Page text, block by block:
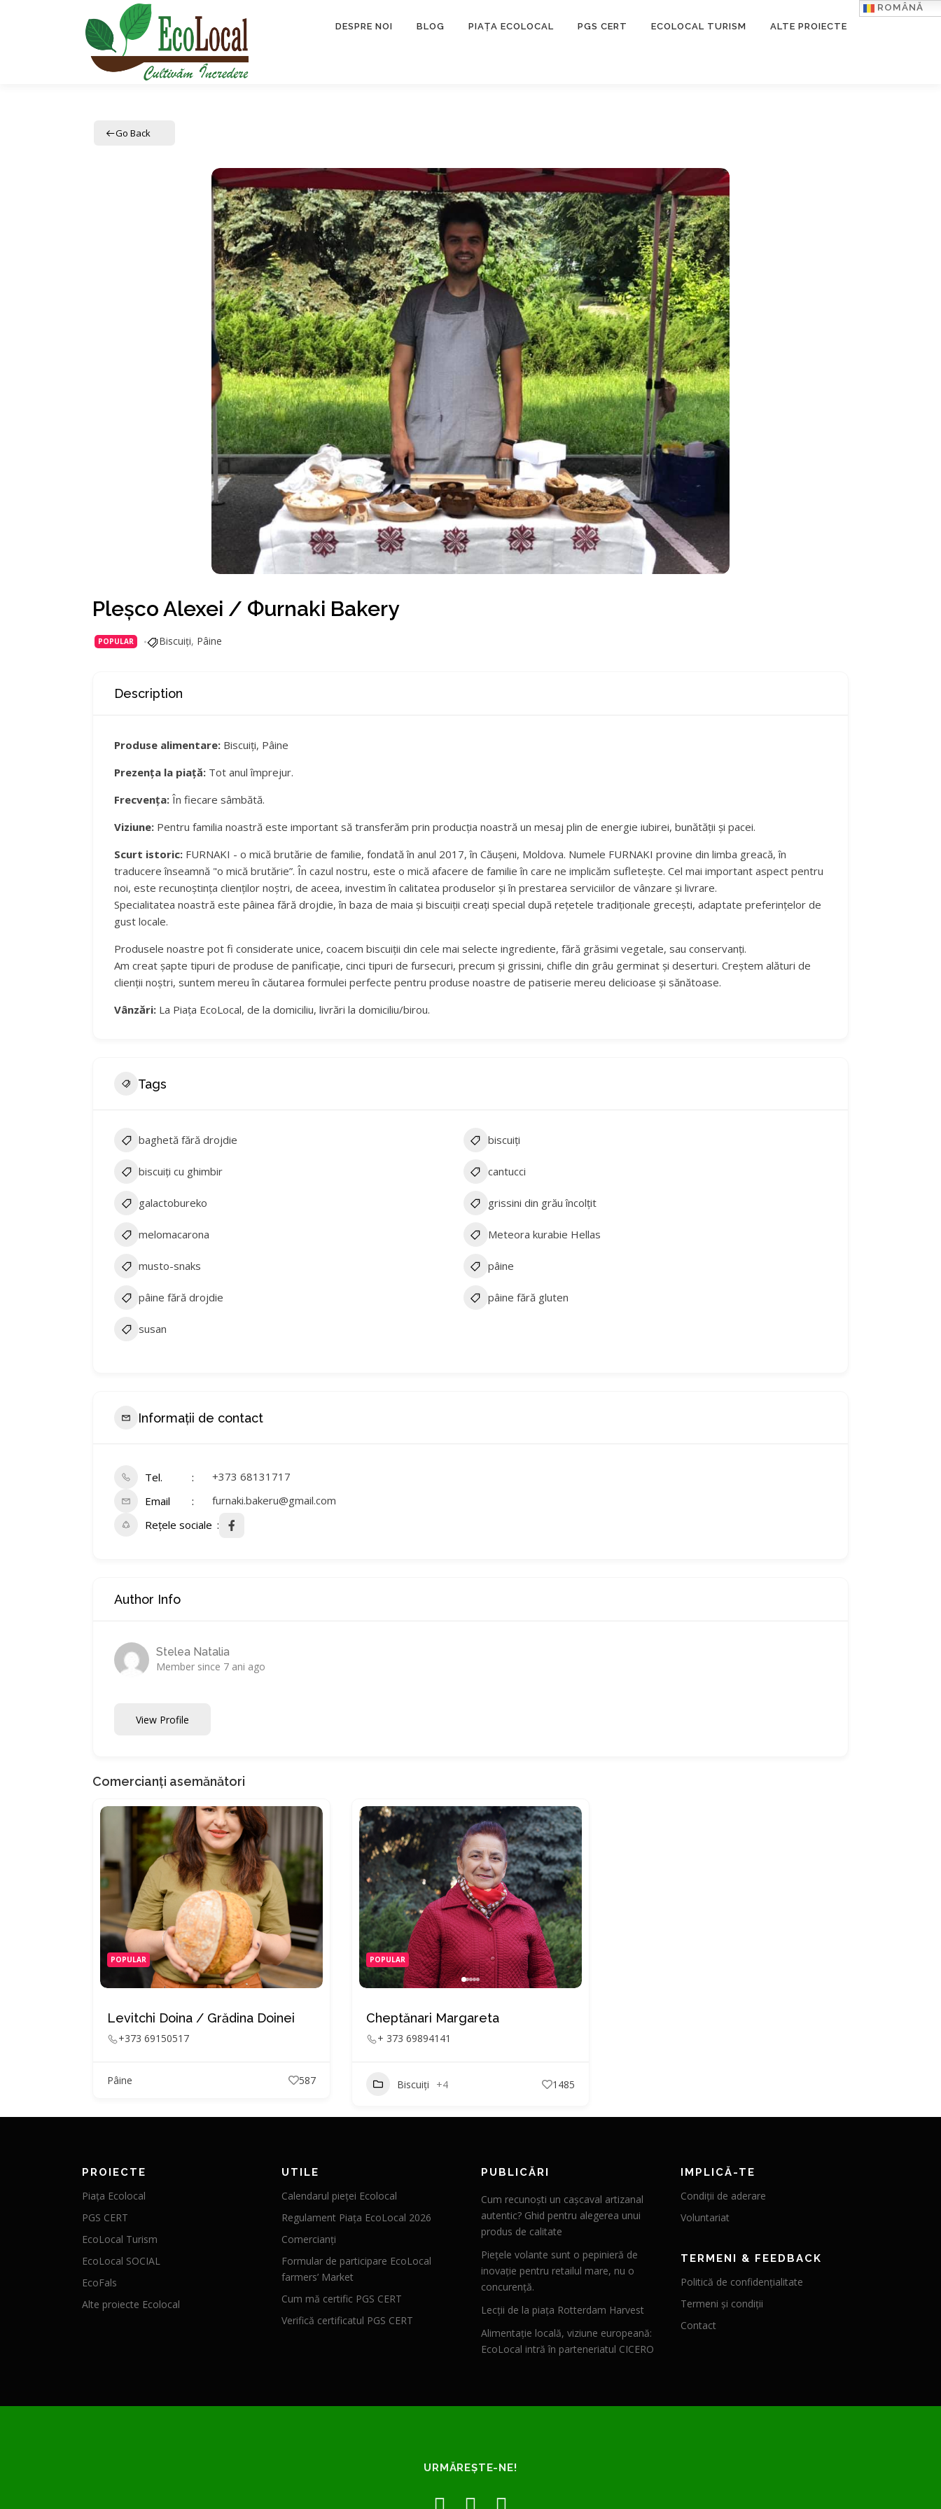
DESPRE NOI BLOG PIAȚA ECOLOCAL PGS CERT ECOLOCAL TURISM ALTE PROIECTE
ROMÂNĂ
Go Back
Pleșco Alexei / Фurnaki Bakery
POPULAR Biscuiți, Pâine
Description
Produse alimentare: Biscuiți, Pâine
Prezența la piață: Tot anul împrejur.
Frecvența: În fiecare sâmbătă.
Viziune: Pentru familia noastră este important să transferăm prin producția noastră un mesaj plin de energie iubirei, bunătății și pacei.
Scurt istoric: FURNAKI - o mică brutărie de familie, fondată în anul 2017, în Căușeni, Moldova. Numele FURNAKI provine din limba greacă, în
traducere înseamnă "o mică brutărie”. În cazul nostru, este o mică afacere de familie în care ne implicăm sufletește. Cel mai important aspect pentru
noi, este recunoștința clienților noștri, de aceea, investim în calitatea produselor și în prestarea serviciilor de vânzare și livrare.
Specialitatea noastră este pâinea fără drojdie, în baza de maia și biscuiții creați special după rețetele tradiționale grecești, adaptate preferințelor de
gust locale.
Produsele noastre pot fi considerate unice, coacem biscuiții din cele mai selecte ingrediente, fără grăsimi vegetale, sau conservanți.
Am creat șapte tipuri de produse de panificație, cinci tipuri de fursecuri, precum și grissini, chifle din grâu germinat și deserturi. Creștem alături de
clienții noștri, suntem mereu în căutarea formulei perfecte pentru produse noastre de patiserie mereu delicioase și sănătoase.
Vânzări: La Piața EcoLocal, de la domiciliu, livrări la domiciliu/birou.
Tags
baghetă fără drojdie biscuiți
biscuiți cu ghimbir cantucci
galactobureko grissini din grău încolțit
melomacarona Meteora kurabie Hellas
musto-snaks pâine
pâine fără drojdie pâine fără gluten
susan
Informații de contact
Tel.
+373 68131717
Email
furnaki.bakeru@gmail.com
Rețele sociale
Author Info
Stelea Natalia
Member since 7 ani ago
View Profile
Comercianți asemănători
POPULAR
Levitchi Doina / Grădina Doinei
+373 69150517
Pâine 587
POPULAR
Cheptănari Margareta
+ 373 69894141
Biscuiți +4 1485
PROIECTE
Piața Ecolocal
PGS CERT
EcoLocal Turism
EcoLocal SOCIAL
EcoFals
Alte proiecte Ecolocal
UTILE
Calendarul pieței Ecolocal
Regulament Piața EcoLocal 2026
Comercianți
Formular de participare EcoLocal
farmers’ Market
Cum mă certific PGS CERT
Verifică certificatul PGS CERT
PUBLICĂRI
Cum recunoști un cașcaval artizanal
autentic? Ghid pentru alegerea unui
produs de calitate
Piețele volante sunt o pepinieră de
inovație pentru retailul mare, nu o
concurență.
Lecții de la piața Rotterdam Harvest
Alimentație locală, viziune europeană:
EcoLocal intră în parteneriatul CICERO
IMPLICĂ-TE
Condiții de aderare
Voluntariat
TERMENI & FEEDBACK
Politică de confidențialitate
Termeni și condiții
Contact
URMĂREȘTE-NE!